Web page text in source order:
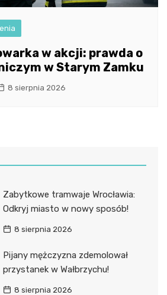
w akcji: prawda o
w Starym Zamku
8 sierpnia 2026
Zabytkowe tramwaje Wrocławia:
Odkryj miasto w nowy sposób!
8 sierpnia 2026
Pijany mężczyzna zdemolował
przystanek w Wałbrzychu!
8 sierpnia 2026